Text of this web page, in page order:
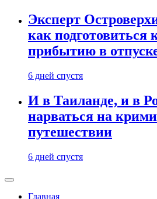
Эксперт
как подготовиться
прибытию в
6 дней спустя
И в Таиланде, и в
нарваться на
путешествии
6 дней спустя
Главная